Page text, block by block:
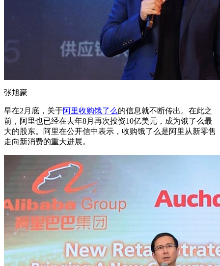
张旭豪
早在2月底，关于阿里收购饿了么的信息就不断传出。在此之
前，阿里也已经在去年8月再次投资10亿美元，成为饿了么最
大的股东。阿里在公开信中表示，收购饿了么是阿里从新零售
走向新消费的重大进展。